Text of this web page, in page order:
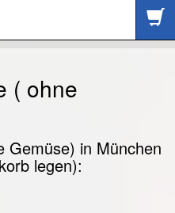
( ohne
Gemüse) in München
legen):